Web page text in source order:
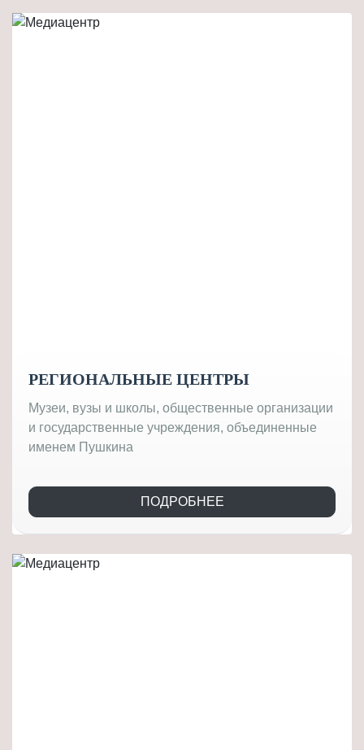
РЕГИОНАЛЬНЫЕ ЦЕНТРЫ
Музеи, вузы и школы, общественные организации
и государственные учреждения, объединенные
именем Пушкина
ПОДРОБНЕЕ